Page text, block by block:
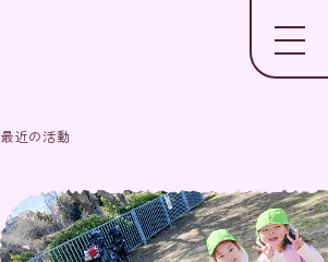
最近の活動